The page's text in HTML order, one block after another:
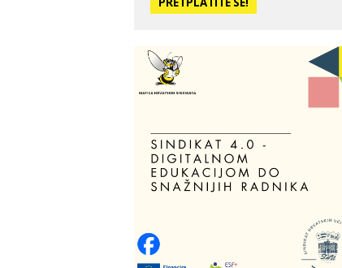
Hotel Vila Ružica Crikvenica
Odmor
Villa Baranja – popust na smještaj
Povoljnosti
Optika Adrialeće – online i fizičke
optike